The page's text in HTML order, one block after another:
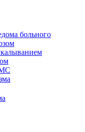
больного